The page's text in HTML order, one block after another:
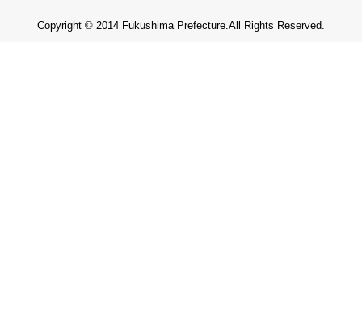
Copyright © 2014 Fukushima Prefecture.All Rights Reserved.